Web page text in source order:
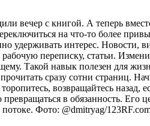
вечер с книгой. А теперь
на что-то более
удерживать интерес. Новости,
переписку, статьи.
Такой навык полезен для
сразу сотни страниц.
возвращайтесь назад,
в обязанность. Его
потоке. Фото: @dmitryag/